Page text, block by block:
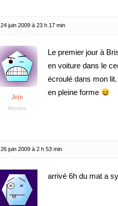
24 juin 2009 à 23 h 17 min
Jeje
Membre
Le premier jour à
en voiture dans le
écroulé dans mon lit.
en pleine forme
26 juin 2009 à 2 h 53 min
arrivé 6h du mat a